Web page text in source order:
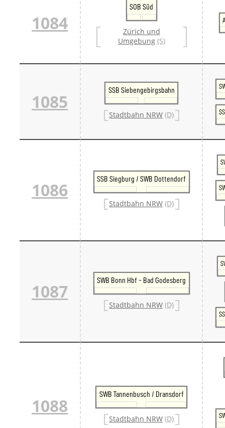
1084
SOB Süd
Zürich und
Umgebung (S)
1085
SSB Siebengebirgsbahn
Stadtbahn NRW (D)
1086
SSB Siegburg / SWB Dottendorf
Stadtbahn NRW (D)
1087
SWB Bonn Hbf - Bad Godesberg
Stadtbahn NRW (D)
1088
SWB Tannenbusch / Dransdorf
Stadtbahn NRW (D)